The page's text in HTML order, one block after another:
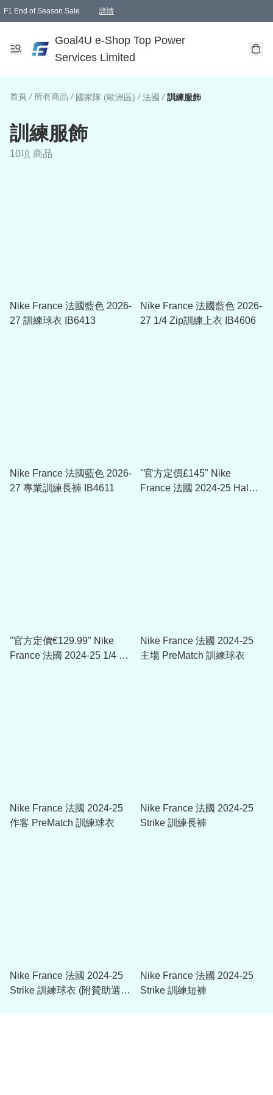
F1 End of Season Sale 詳情
Goal4U e-Shop Top Power
Services Limited
首頁 / 所有商品 / 國家隊 (歐洲區) / 法國 / 訓練服飾
訓練服飾
10項 商品
Nike France 法國藍色 2026-
27 訓練球衣 IB6413
Nike France 法國藍色 2026-
27 1/4 Zip訓練上衣 IB4606
Nike France 法國藍色 2026-
27 專業訓練長褲 IB4611
"官方定價£145" Nike
France 法國 2024-25 Halo
"官方定價€129.99" Nike
France 法國 2024-25 1/4 Zip
Nike France 法國 2024-25
主場 PreMatch 訓練球衣
Nike France 法國 2024-25
作客 PreMatch 訓練球衣
Nike France 法國 2024-25
Strike 訓練長褲
Nike France 法國 2024-25
Strike 訓練球衣 (附贊助選
Nike France 法國 2024-25
Strike 訓練短褲